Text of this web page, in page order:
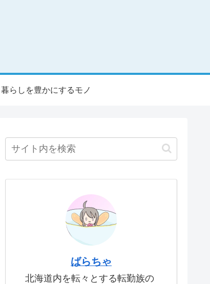
暮らしを豊かにするモノ
ばらちゃ
北海道内を転々とする転勤族の